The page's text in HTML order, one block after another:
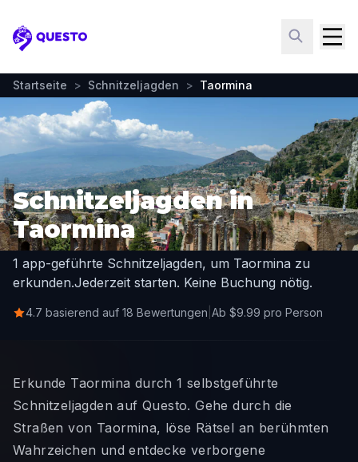
Questo
Startseite > Schnitzeljagden > Taormina
Schnitzeljagden in
Taormina
1 app-geführte Schnitzeljagden, um Taormina zu
erkunden.Jederzeit starten. Keine Buchung nötig.
4.7 basierend auf 18 Bewertungen Ab $9.99 pro Person
Erkunde Taormina durch 1 selbstgeführte
Schnitzeljagden auf Questo. Gehe durch die
Straßen von Taormina, löse Rätsel an berühmten
Wahrzeichen und entdecke verborgene